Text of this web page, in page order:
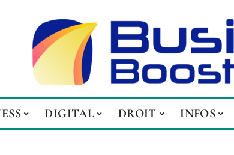
DIGITAL DROIT INFOS